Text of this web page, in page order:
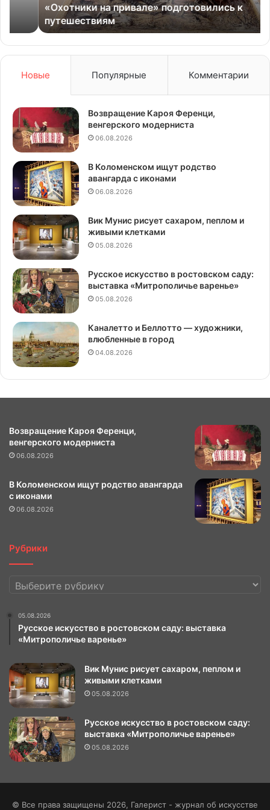
«Охотники на привале» подготовились к
путешествиям
Новые Популярные Комментарии
Возвращение Кароя Ференци,
венгерского модерниста
06.08.2026
В Коломенском ищут родство
авангарда с иконами
06.08.2026
Вик Мунис рисует сахаром, пеплом и
живыми клетками
05.08.2026
Русское искусство в ростовском саду:
выставка «Митрополичье варенье»
05.08.2026
Каналетто и Беллотто — художники,
влюбленные в город
04.08.2026
Возвращение Кароя Ференци,
венгерского модерниста
06.08.2026
В Коломенском ищут родство авангарда
с иконами
06.08.2026
Рубрики
Рубрики
05.08.2026
Русское искусство в ростовском саду: выставка
«Митрополичье варенье»
Вик Мунис рисует сахаром, пеплом и
живыми клетками
05.08.2026
Русское искусство в ростовском саду:
выставка «Митрополичье варенье»
05.08.2026
© Все права защищены 2026, Галерист - журнал об искусстве